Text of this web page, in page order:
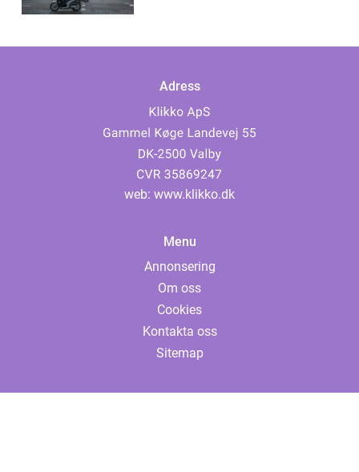
Adress
web: www.klikko.dk
Menu
Annonsering
Om oss
Cookies
Kontakta oss
Sitemap